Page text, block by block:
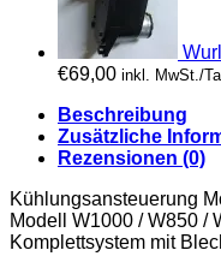
€69,00 inkl. MwSt./
Beschreibung
Zusätzliche
Rezensionen (0)
Kühlungsansteuerung
Modell W1000 / W850 /
Komplettsystem mit